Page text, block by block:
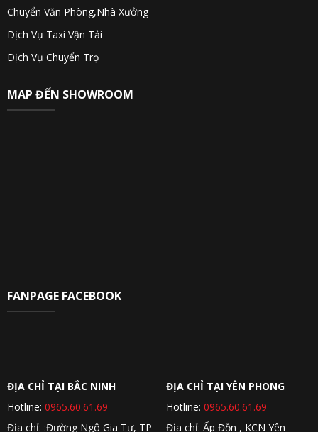
Chuyển Văn Phòng,Nhà Xưởng
Dịch Vụ Taxi Vận Tải
Dịch Vụ Chuyển Trọ
MAP ĐẾN SHOWROOM
FANPAGE FACEBOOK
ĐỊA CHỈ TẠI BẮC NINH
Hotline: 0965.60.61.69
Địa chỉ: :Đường Ngô Gia Tự, TP
ĐỊA CHỈ TẠI YÊN PHONG
Hotline: 0965.60.61.69
Địa chỉ: Ấp Đồn , KCN Yên